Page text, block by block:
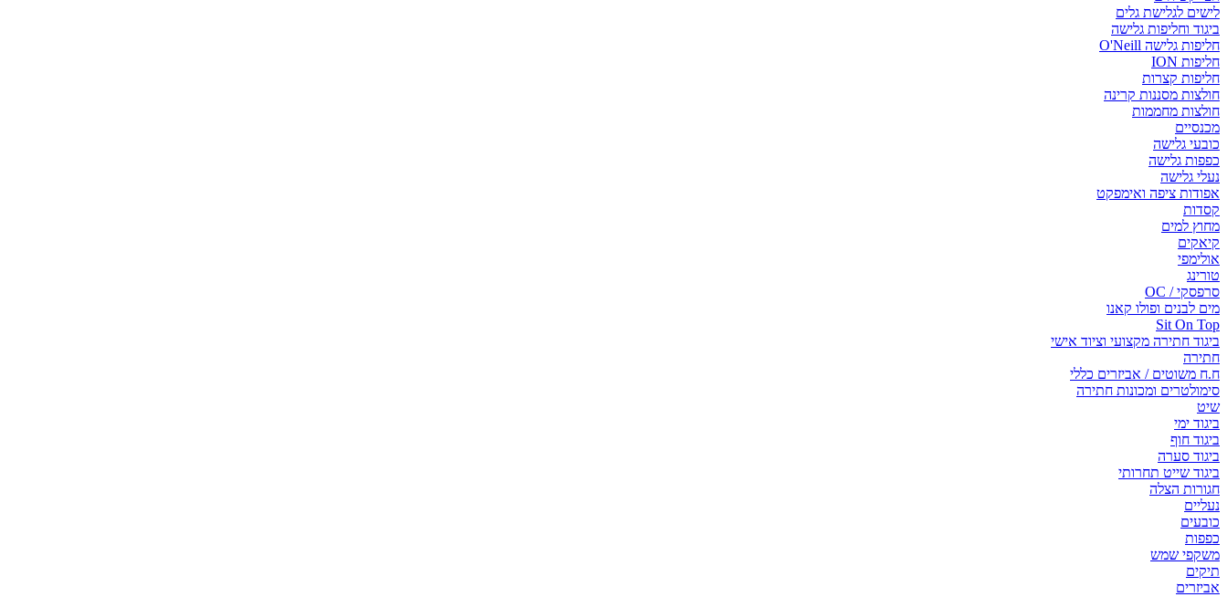
לישים לגלישת גלים
ביגוד וחליפות גלישה
חליפות גלישה O'Neill
חליפות ION
חליפות קצרות
חולצות מסננות קרינה
חולצות מחממות
מכנסיים
כובעי גלישה
כפפות גלישה
נעלי גלישה
אפודות ציפה ואימפקט
קסדות
מחוץ למים
קיאקים
אולימפי
טורינג
סרפסקי / OC
מים לבנים ופולו קאנו
Sit On Top
ביגוד חתירה מקצועי וציוד אישי
חתירה
ח.ח משוטים / אביזרים כללי
סימולטרים ומכונות חתירה
שיט
ביגוד ימי
ביגוד חוף
ביגוד סערה
ביגוד שייט תחרותי
חגורות הצלה
נעליים
כובעים
כפפות
משקפי שמש
תיקים
אביזרים